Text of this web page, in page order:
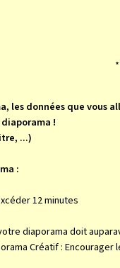
les données que vous
!
...)
:
12 minutes
diaporama doit
Créatif :